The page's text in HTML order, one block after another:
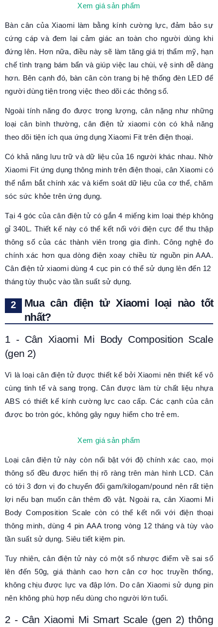
Xem giá sản phẩm
Bàn cân của Xiaomi làm bằng kính cường lực, đảm bảo sự
cứng cáp và đem lại cảm giác an toàn cho người dùng khi
đứng lên. Hơn nữa, điều này sẽ làm tăng giá trị thẩm mỹ, hạn
chế tình trạng bám bẩn và giúp việc lau chùi, vệ sinh dễ dàng
hơn. Bên cạnh đó, bàn cân còn trang bị hệ thống đèn LED để
người dùng tiện trong việc theo dõi các thông số.
Ngoài tính năng đo được trọng lượng, cân nặng như những
loại cân bình thường, cân điện tử xiaomi còn có khả năng
theo dõi tiện ích qua ứng dụng Xiaomi Fit trên điện thoại.
Có khả năng lưu trữ và dữ liệu của 16 người khác nhau. Nhờ
Xiaomi Fit ứng dụng thông minh trên điện thoại, cân Xiaomi có
thể nắm bắt chính xác và kiểm soát dữ liệu của cơ thể, chăm
sóc sức khỏe trên ứng dụng.
Tại 4 góc của cân điện tử có gắn 4 miếng kim loại thép không
gỉ 340L. Thiết kế này có thể kết nối với điện cực để thu thập
thông số của các thành viên trong gia đình. Công nghệ đo
chính xác hơn qua dòng điện xoay chiều từ nguồn pin AAA.
Cân điện tử xiaomi dùng 4 cục pin có thể sử dụng lên đến 12
tháng tùy thuộc vào tần suất sử dụng.
Mua cân điện tử Xiaomi loại nào tốt
nhất?
1 - Cân Xiaomi Mi Body Composition Scale
(gen 2)
Vì là loại cân điện tử được thiết kế bởi Xiaomi nên thiết kế vô
cùng tinh tế và sang trọng. Cân được làm từ chất liệu nhựa
ABS có thiết kế kính cường lực cao cấp. Các cạnh của cân
được bo tròn góc, không gây nguy hiểm cho trẻ em.
Xem giá sản phẩm
Loại cân điện tử này còn nổi bật với độ chính xác cao, mọi
thông số đều được hiển thị rõ ràng trên màn hình LCD. Cân
có tới 3 đơn vị đo chuyển đổi gam/kilogam/pound nên rất tiện
lợi nếu bạn muốn cân thêm đồ vật. Ngoài ra, cân Xiaomi Mi
Body Composition Scale còn có thể kết nối với điện thoại
thông minh, dùng 4 pin AAA trong vòng 12 tháng và tùy vào
tần suất sử dụng. Siêu tiết kiệm pin.
Tuy nhiên, cân điện tử này có một số nhược điểm về sai số
lên đến 50g, giá thành cao hơn cân cơ học truyền thống,
không chịu được lực va đập lớn. Do cân Xiaomi sử dụng pin
nên không phù hợp nếu dùng cho người lớn tuổi.
2 - Cân Xiaomi Mi Smart Scale (gen 2) thông